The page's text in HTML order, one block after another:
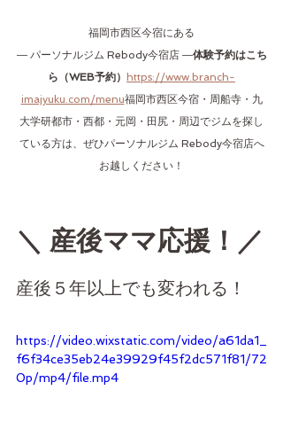
福岡市西区今宿にある
― パーソナルジム Rebody今宿店 ―体験予約はこち
ら（WEB予約）
https://www.branch-
imajyuku.com/menu福岡市西区今宿・周船寺・九
大学研都市・西都・元岡・田尻・周辺でジムを探し
ている方は、ぜひパーソナルジム Rebody今宿店へ
お越しください！
＼ 産後ママ応援！／
産後５年以上でも変われる！
https://video.wixstatic.com/video/a61da1_
f6f34ce35eb24e39929f45f2dc571f81/72
0p/mp4/file.mp4